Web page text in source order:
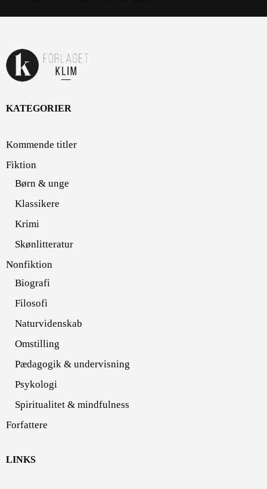
KATEGORIER
Kommende titler
Fiktion
Børn & unge
Klassikere
Krimi
Skønlitteratur
Nonfiktion
Biografi
Filosofi
Naturvidenskab
Omstilling
Pædagogik & undervisning
Psykologi
Spiritualitet & mindfulness
Forfattere
LINKS